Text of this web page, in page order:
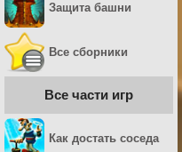
Защита башни
Все сборники
Все части игр
Как достать соседа